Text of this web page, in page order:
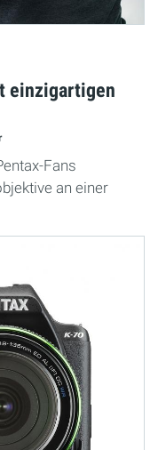
einzigartigen
Fans
an einer